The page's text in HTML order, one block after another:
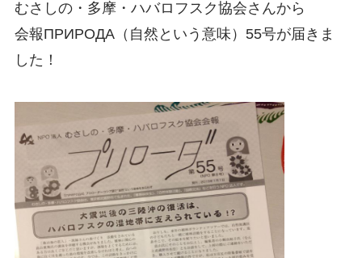
むさしの・多摩・ハバロフスク協会さんから
会報ПРИРОДА（自然という意味）55号が届きま
した！